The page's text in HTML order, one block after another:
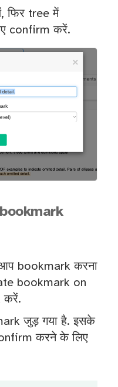
फिर tree में
confirm करें.
bookmark करना
bookmark on
करें.
जुड़ गया है. इसके
करने के लिए